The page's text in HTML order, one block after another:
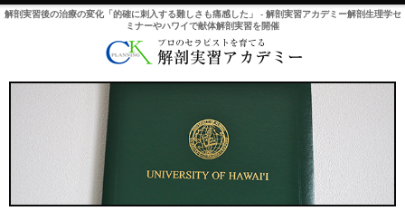
解剖実習後の治療の変化「的確に刺入する難しさも痛感した」 - 解剖実習アカデミー解剖生理学セ
ミナーやハワイで献体解剖実習を開催